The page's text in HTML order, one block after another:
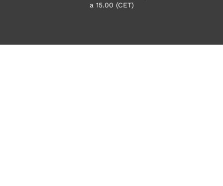
a 15.00 (CET)